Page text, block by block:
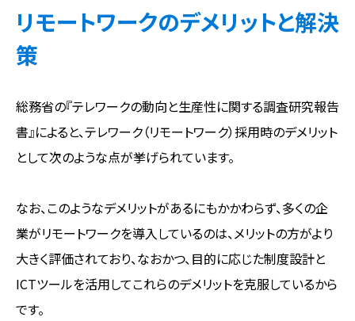
リモートワークのデメリットと解決
策
総務省の『テレワークの動向と生産性に関する調査研究報告
書』によると、テレワーク（リモートワーク）採用時のデメリット
として次のような点が挙げられています。
なお、このようなデメリットがあるにもかかわらず、多くの企
業がリモートワークを導入しているのは、メリットの方がより
大きく評価されており、なおかつ、目的に応じた制度設計と
ICTツールを活用してこれらのデメリットを克服しているから
です。